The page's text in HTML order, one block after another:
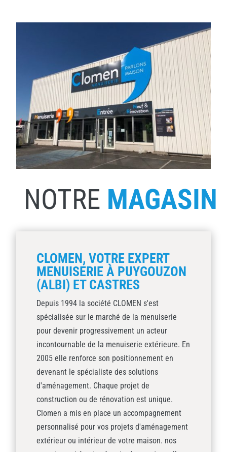
NOTRE MAGASIN
CLOMEN, VOTRE EXPERT
MENUISERIE À PUYGOUZON
(ALBI) ET CASTRES
Depuis 1994 la société CLOMEN s'est
spécialisée sur le marché de la menuiserie
pour devenir progressivement un acteur
incontournable de la menuiserie extérieure. En
2005 elle renforce son positionnement en
devenant le spécialiste des solutions
d'aménagement. Chaque projet de
construction ou de rénovation est unique.
Clomen a mis en place un accompagnement
personnalisé pour vos projets d'aménagement
extérieur ou intérieur de votre maison. nos